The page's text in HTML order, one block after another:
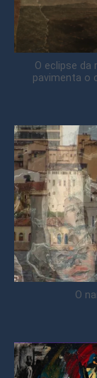
O eclipse da
pavimenta o
O